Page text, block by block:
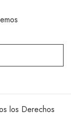
los Derechos